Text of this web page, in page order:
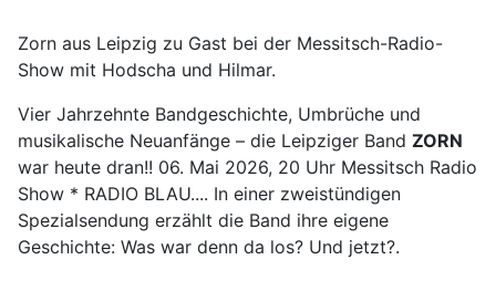
Zorn aus Leipzig zu Gast bei der Messitsch-Radio-
Show mit Hodscha und Hilmar.
Vier Jahrzehnte Bandgeschichte, Umbrüche und
musikalische Neuanfänge – die Leipziger Band ZORN
war heute dran!! 06. Mai 2026, 20 Uhr Messitsch Radio
Show * RADIO BLAU.... In einer zweistündigen
Spezialsendung erzählt die Band ihre eigene
Geschichte: Was war denn da los? Und jetzt?.